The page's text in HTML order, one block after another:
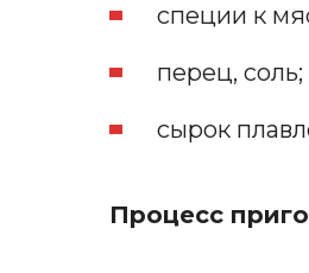
специи к
перец, соль;
сырок
Процесс